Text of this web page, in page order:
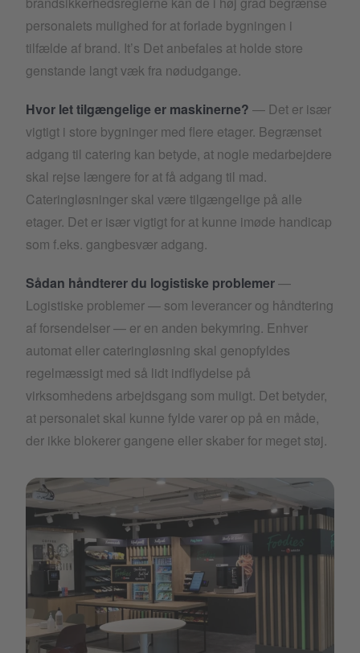
personalets mulighed for at forlade bygningen i
tilfælde af brand. It’s Det anbefales at holde store
genstande langt væk fra nødudgange.
Hvor let tilgængelige er maskinerne? — Det er især
vigtigt i store bygninger med flere etager. Begrænset
adgang til catering kan betyde, at nogle medarbejdere
skal rejse længere for at få adgang til mad.
Cateringløsninger skal være tilgængelige på alle
etager. Det er især vigtigt for at kunne imøde handicap
som f.eks. gangbesvær adgang.
Sådan håndterer du logistiske problemer—
Logistiske problemer — som leverancer og håndtering
af forsendelser — er en anden bekymring. Enhver
automat eller cateringløsning skal genopfyldes
regelmæssigt med så lidt indflydelse på
virksomhedens arbejdsgang som muligt. Det betyder,
at personalet skal kunne fylde varer op på en måde,
der ikke blokerer gangene eller skaber for meget støj.